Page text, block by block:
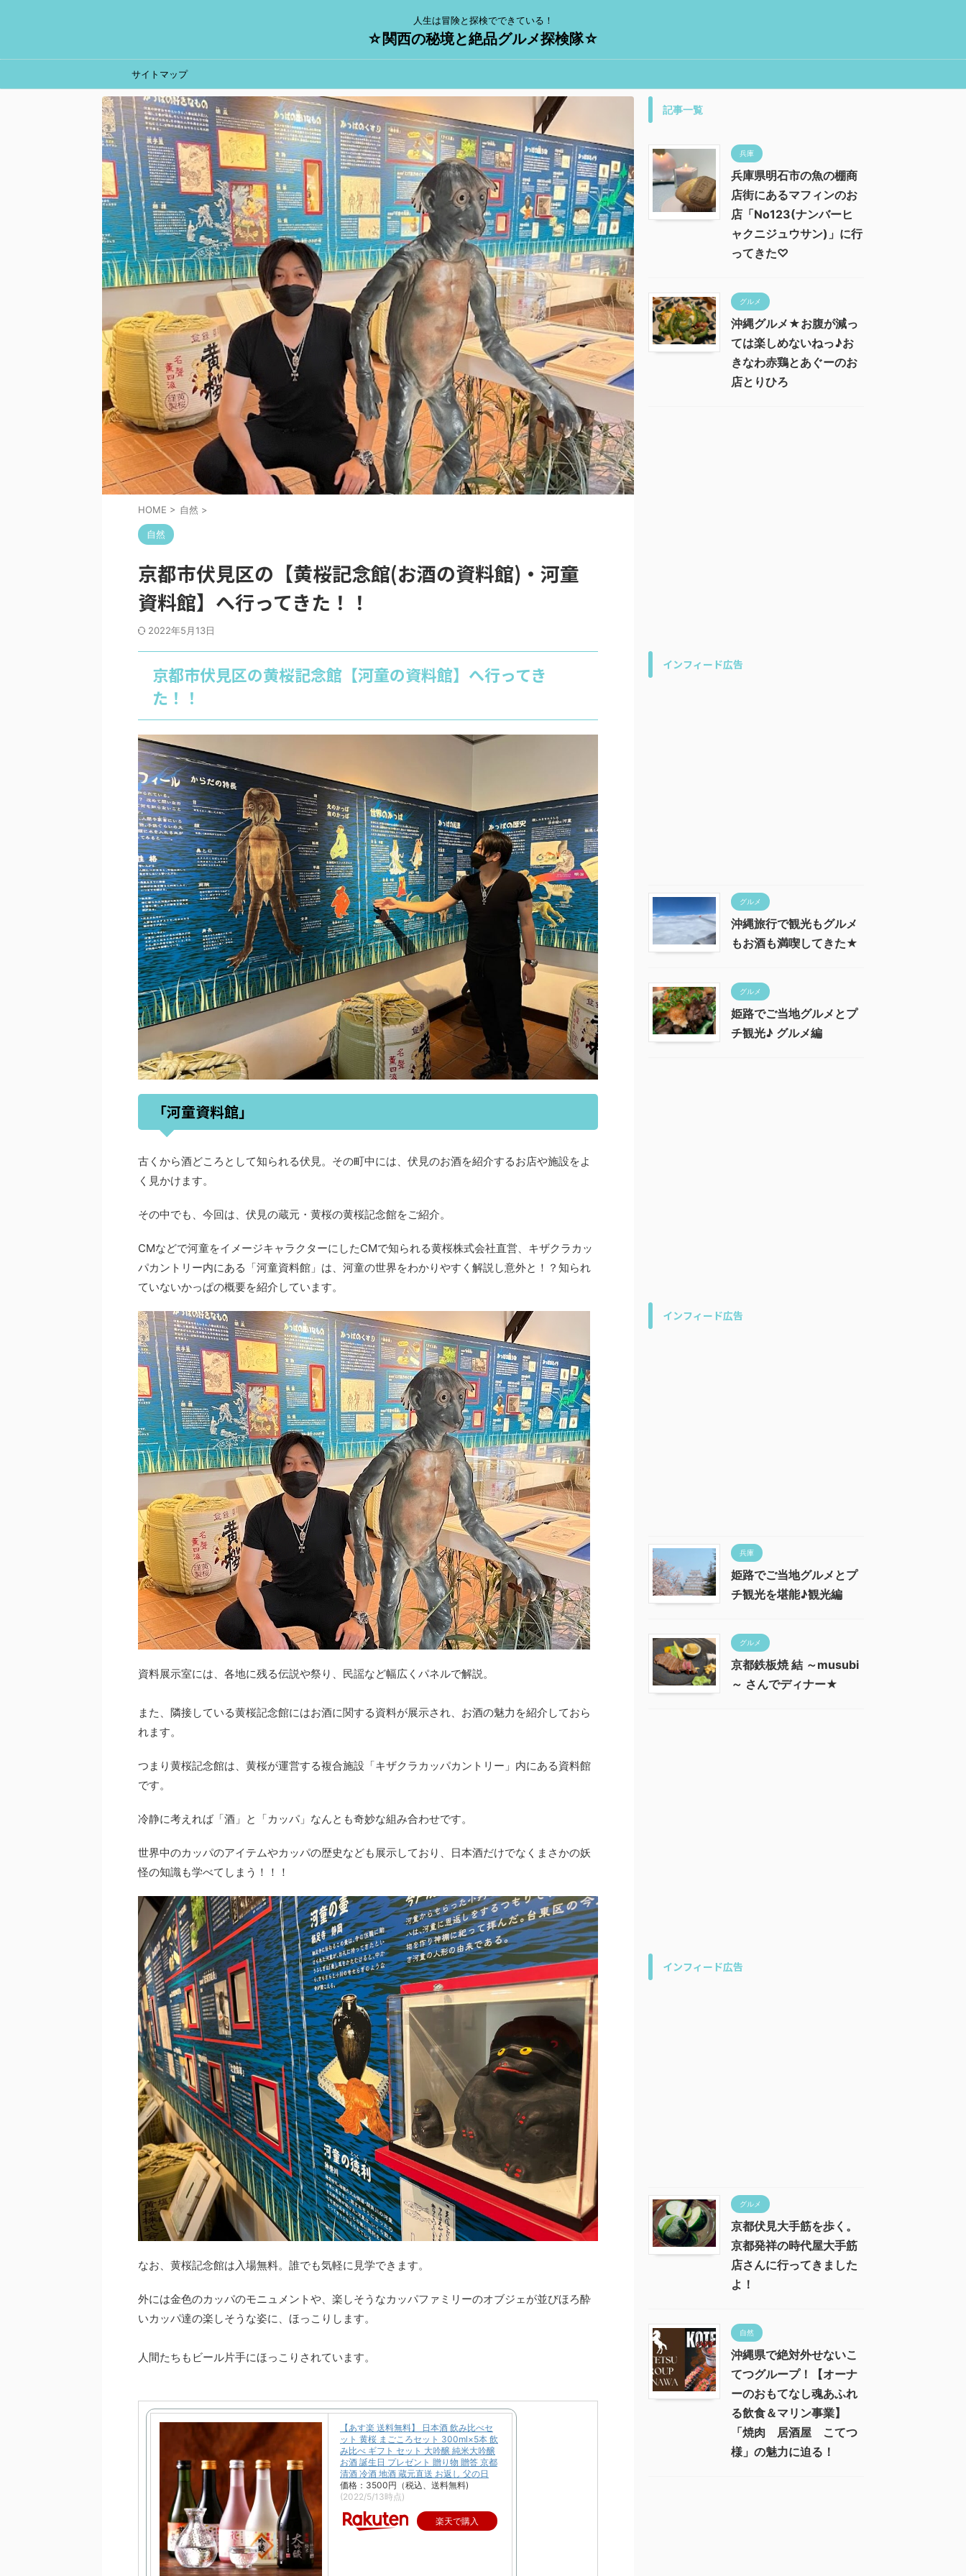
人生は冒険と探検でできている！
☆関西の秘境と絶品グルメ探検隊☆
サイトマップ
HOME > 自然 >
自然
京都市伏見区の【黄桜記念館(お酒の資料館)・河童
資料館】へ行ってきた！！
2022年5月13日
京都市伏見区の黄桜記念館【河童の資料館】へ行ってき
た！！
「河童資料館」
古くから酒どころとして知られる伏見。その町中には、伏見のお酒を紹介するお店や施設をよ
く見かけます。
その中でも、今回は、伏見の蔵元・黄桜の黄桜記念館をご紹介。
CMなどで河童をイメージキャラクターにしたCMで知られる黄桜株式会社直営、キザクラカッ
パカントリー内にある「河童資料館」は、河童の世界をわかりやすく解説し意外と！？知られ
ていないかっぱの概要を紹介しています。
資料展示室には、各地に残る伝説や祭り、民謡など幅広くパネルで解説。
また、隣接している黄桜記念館にはお酒に関する資料が展示され、お酒の魅力を紹介しておら
れます。
つまり黄桜記念館は、黄桜が運営する複合施設「キザクラカッパカントリー」内にある資料館
です。
冷静に考えれば「酒」と「カッパ」なんとも奇妙な組み合わせです。
世界中のカッパのアイテムやカッパの歴史なども展示しており、日本酒だけでなくまさかの妖
怪の知識も学べてしまう！！！
なお、黄桜記念館は入場無料。誰でも気軽に見学できます。
外には金色のカッパのモニュメントや、楽しそうなカッパファミリーのオブジェが並びほろ酔
いカッパ達の楽しそうな姿に、ほっこりします。
人間たちもビール片手にほっこりされています。
【あす楽 送料無料】 日本酒 飲み比べセ
ット 黄桜 まごころセット 300ml×5本 飲
み比べ ギフト セット 大吟醸 純米大吟醸
お酒 誕生日 プレゼント 贈り物 贈答 京都
清酒 冷酒 地酒 蔵元直送 お返し 父の日
価格：3500円（税込、送料無料)
(2022/5/13時点)
楽天で購入
記事一覧
兵庫
兵庫県明石市の魚の棚商
店街にあるマフィンのお
店「No123(ナンバーヒ
ャクニジュウサン)」に行
ってきた♡
グルメ
沖縄グルメ★お腹が減っ
ては楽しめないねっ♪お
きなわ赤鶏とあぐーのお
店とりひろ
インフィード広告
グルメ
沖縄旅行で観光もグルメ
もお酒も満喫してきた★
グルメ
姫路でご当地グルメとプ
チ観光♪ グルメ編
インフィード広告
兵庫
姫路でご当地グルメとプ
チ観光を堪能♪観光編
グルメ
京都鉄板焼 結 ～musubi
～ さんでディナー★
インフィード広告
グルメ
京都伏見大手筋を歩く。
京都発祥の時代屋大手筋
店さんに行ってきました
よ！
自然
沖縄県で絶対外せないこ
てつグループ！【オーナ
ーのおもてなし魂あふれ
る飲食＆マリン事業】
「焼肉 居酒屋 こてつ
様」の魅力に迫る！